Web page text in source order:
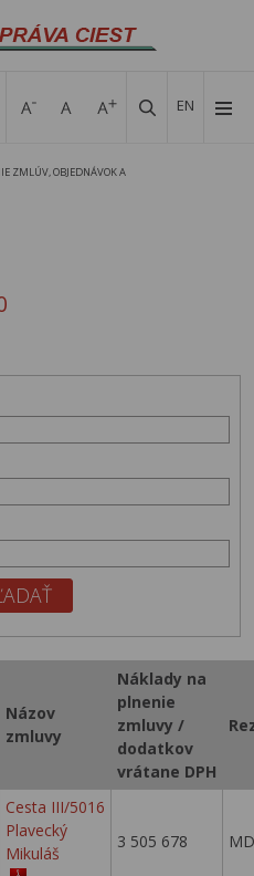
EN
ZMLÚV, OBJEDNÁVOK A
Názov
zmluvy
Náklady na
plnenie
zmluvy /
dodatkov
vrátane DPH
Cesta III/5016
Plavecký
Mikuláš
3 505 678